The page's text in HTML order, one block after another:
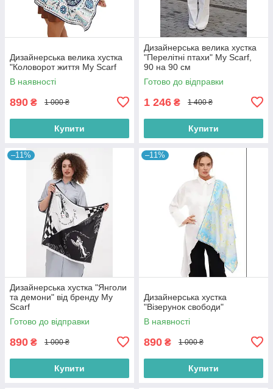
Дизайнерська велика хустка
"Коловорот життя My Scarf
В наявності
890 ₴ 1 000 ₴
Купити
Дизайнерська велика хустка
"Перелітні птахи" My Scarf,
90 на 90 см
Готово до відправки
1 246 ₴ 1 400 ₴
Купити
–11%
Дизайнерська хустка "Янголи
та демони" від бренду My
Scarf
Готово до відправки
890 ₴ 1 000 ₴
Купити
–11%
Дизайнерська хустка
"Візерунок свободи"
В наявності
890 ₴ 1 000 ₴
Купити